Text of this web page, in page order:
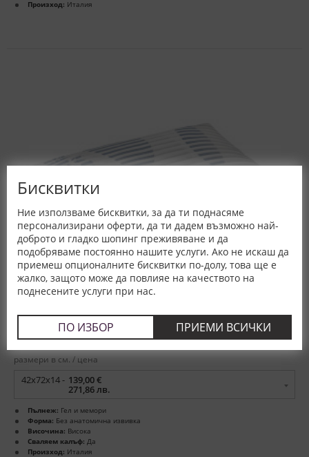
Бисквитки
Ние използваме бисквитки, за да ти поднасяме
персонализирани оферти, да ти дадем възможно най-
доброто и гладко шопинг преживяване и да
подобряваме постоянно нашите услуги. Ако не искаш да
приемеш опционалните бисквитки по-долу, това ще е
жалко, защото може да повлияе на качеството на
поднесените услуги при нас.
ПО ИЗБОР ПРИЕМИ ВСИЧКИ
Произход: Италия
Възглавница Duogel - MAGNIFLEX
размери в см. / цена
42х72х14 - 139,00 €
271,86 лв.
Пълнеж: Гел и мемори
Форма: Без анатомична извивка
Височина: Висока
Сваляем калъф: Да
Произход: Италия